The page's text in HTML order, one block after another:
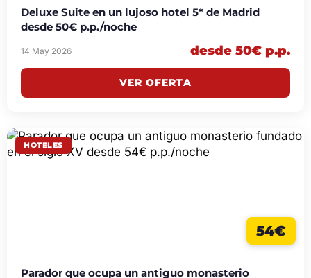
Deluxe Suite en un lujoso hotel 5* de Madrid
desde 50€ p.p./noche
14 May 2026 desde 50€ p.p.
VER OFERTA
HOTELES
54€
Parador que ocupa un antiguo monasterio